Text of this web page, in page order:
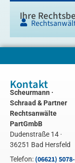
Ihre
Kontakt
Scheurmann ·
Schraad & Partner
Rechtsanwälte
PartGmbB
Dudenstraße 14 ·
36251 Bad Hersfeld
Telefon: (06621) 5078-